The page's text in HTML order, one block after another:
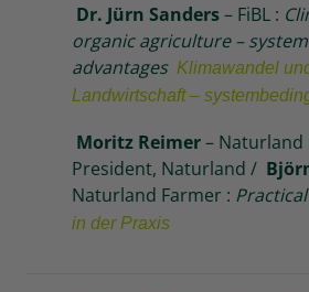
Dr. Jürn Sanders– FiBL :
organic agriculture –
advantages Klimawandel
Landwirtschaft –
Moritz Reimer– Naturland
President, Naturland /
Naturland Farmer :
in der Praxis